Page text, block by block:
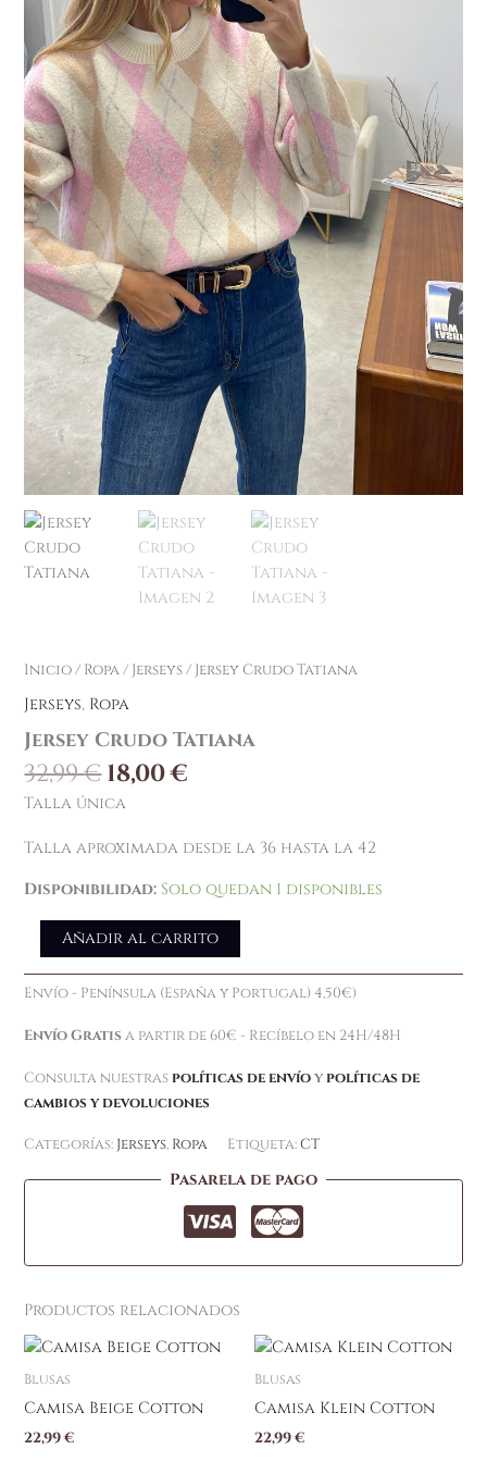
Inicio/ Ropa/ Jerseys/ Jersey Crudo Tatiana
Jerseys, Ropa
Jersey Crudo Tatiana
32,99€18,00€
Talla única
Talla aproximada desde la 36 hasta la 42
Disponibilidad: Solo quedan 1 disponibles
Añadir al carrito
Envío - Península (España y Portugal) 4,50€)
Envío Gratis a partir de 60€ - Recíbelo en 24H/48H
Consulta nuestras políticas de envíoy políticas de
cambios y devoluciones
Categorías: Jerseys, Ropa Etiqueta:CT
Pasarela de pago
Productos relacionados
Blusas
Camisa Beige Cotton
22,99€
Blusas
Camisa Klein Cotton
22,99€